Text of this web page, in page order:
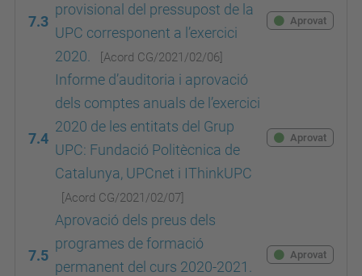
7.3
provisional del pressupost de la
UPC corresponent a l’exercici
2020.
[Acord CG/2021/02/06]
Aprovat
7.4
Informe d’auditoria i aprovació
dels comptes anuals de l’exercici
2020 de les entitats del Grup
UPC: Fundació Politècnica de
Catalunya, UPCnet i IThinkUPC
[Acord CG/2021/02/07]
Aprovat
7.5
Aprovació dels preus dels
programes de formació
permanent del curs 2020-2021.
Aprovat